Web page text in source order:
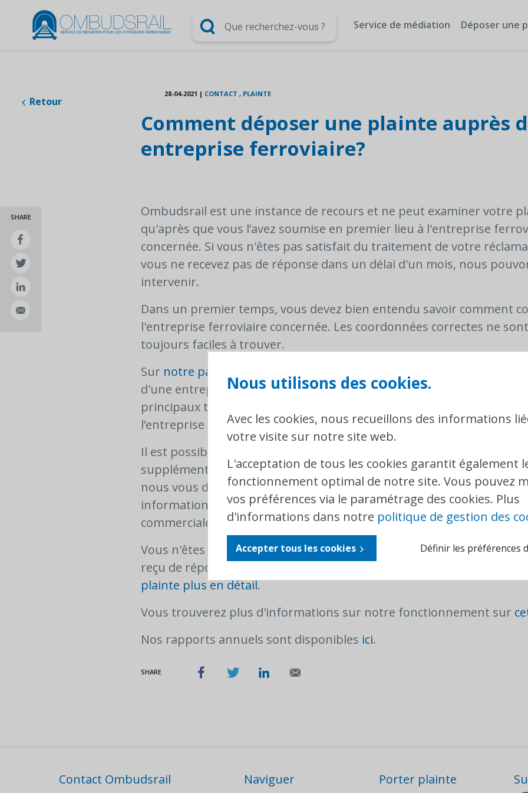
Chercher Service de médiation Déposer une
Retour
28-04-2021 | CONTACT , PLAINTE
Comment déposer une plainte auprès
entreprise ferroviaire?
Ombudsrail est une instance de recours et ne peut examiner votre
qu'après que vous l’avez soumise en premier lieu à l'entreprise
concernée. Si vous n'êtes pas satisfait du traitement de votre
vous ne recevez pas de réponse dans un délai d'un mois, nous
intervenir.
Dans un premier temps, vous devez bien entendu savoir comment
l'entreprise ferroviaire concernée. Les coordonnées correctes ne
toujours faciles à trouver.
Sur notre page FAQ
d'une entreprise ferroviaire ?», vous trouverez un aperçu des
principaux transporteurs. Il est préférable de déposer votre plainte
l’entreprise ferroviaire qui vous a vendu le billet.
Il est possible que les entreprises ferroviaires aient fourni des
supplémentaires dans le contexte de la crise du coronavirus.Dans
nous vous donnons un aperçu des endroits où vous pourrez
informations sur les mesures corona applicables et les éventuelles
commerciales.
Vous n'êtes pas satisfait du traitement de votre réclamation ou vous
reçu de réponse dans un délai d'un mois ?
plainte plus en détail.
Vous trouverez plus d'informations sur notre fonctionnement sur
Nos rapports annuels sont disponibles ici.
SHARE
SHARE
Contact Ombudsrail Naviguer Porter plainte
Nous utilisons des cookies.
Avec les cookies, nous recueillons des informations
votre visite sur notre site web.
L'acceptation de tous les cookies garantit également
fonctionnement optimal de notre site. Vous pouvez
vos préférences via le paramétrage des cookies. Plus
d'informations dans notre politique de gestion des
Accepter tous les cookies Définir les préférences